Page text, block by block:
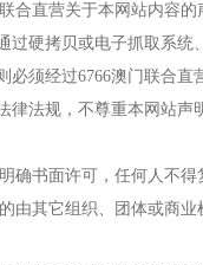
合直营关于本网站内容
过硬拷贝或电子抓取系
必须经过6766澳门联合
律法规，不尊重本网站
确书面许可，任何人不
由其它组织、团体或商